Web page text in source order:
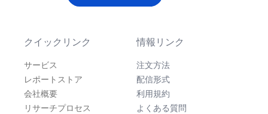
クイックリンク
サービス
レポートストア
会社概要
リサーチプロセス
情報リンク
注文方法
配信形式
利用規約
よくある質問